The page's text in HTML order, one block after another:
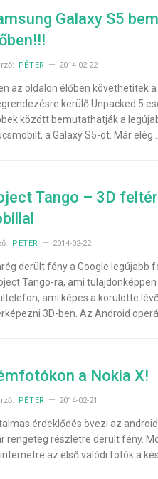
Galaxy S5
PÉTER 2014-02-22
az oldalon élőben követhetitek
kerülő Unpacked 5
között bemutathatják a
a Galaxy S5-öt. Már elég…
Tango – 3D
PÉTER 2014-02-22
derült fény a Google legújabb
Tango-ra, ami tulajdonképpen
ami képes a körülötte
3D-ben. Az Android
a Nokia X!
PÉTER 2014-02-21
érdeklődés övezi az
rengeteg részletre derült fény.
az első valódi fotók a